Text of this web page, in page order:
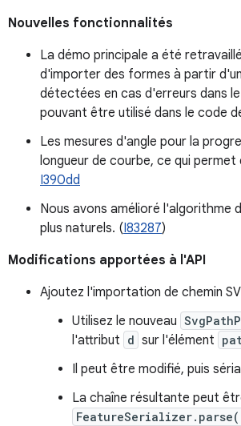
Nouvelles fonctionnalités
La démo principale a été
d'importer des formes à partir
détectées en cas d'erreurs dans
pouvant être utilisé dans le code
Les mesures d'angle pour la
longueur de courbe, ce qui
I390dd
Nous avons amélioré l'algorithme
plus naturels. (I83287)
Modifications apportées à l'API
Ajoutez l'importation de chemin
Utilisez le nouveau
l'attribut d sur l'élément
Il peut être modifié, puis
La chaîne résultante peut